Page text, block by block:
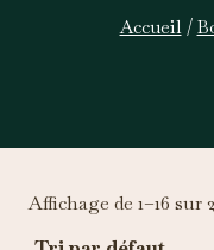
Accueil /
Affichage de 1–16 sur